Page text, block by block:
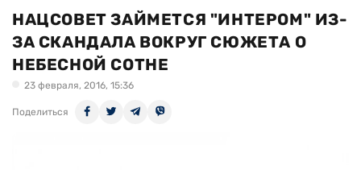
НАЦСОВЕТ ЗАЙМЕТСЯ "ИНТЕРОМ" ИЗ-
ЗА СКАНДАЛА ВОКРУГ СЮЖЕТА О
НЕБЕСНОЙ СОТНЕ
23 февраля, 2016, 15:36
Поделиться